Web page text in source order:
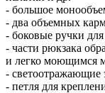
- большое
- два объемных
- боковые ручки
- части рюкзака
и легко моющимся
- светоотражающие
- петля для